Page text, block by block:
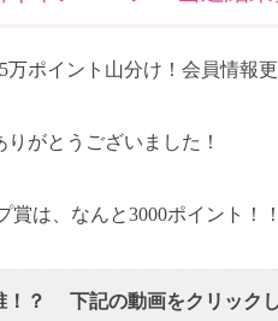
ポイント山分け！会員情報
がとうございました！
は、なんと3000ポイント！！
？ 下記の動画をクリック